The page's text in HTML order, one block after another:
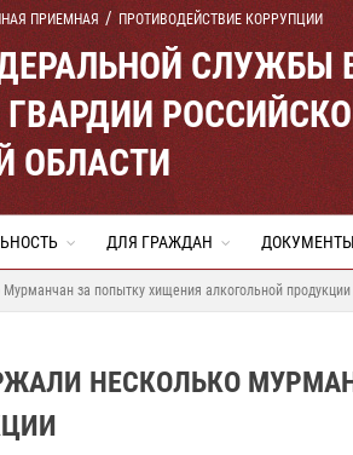
ПРИЕМНАЯ ПРОТИВОДЕЙСТВИЕ КОРРУПЦИИ
СЛУЖБЫ
ОБЛАСТИ
ДЛЯ ГРАЖДАН ДОКУМЕНТЫ
за попытку хищения алкогольной продукции
НЕСКОЛЬКО